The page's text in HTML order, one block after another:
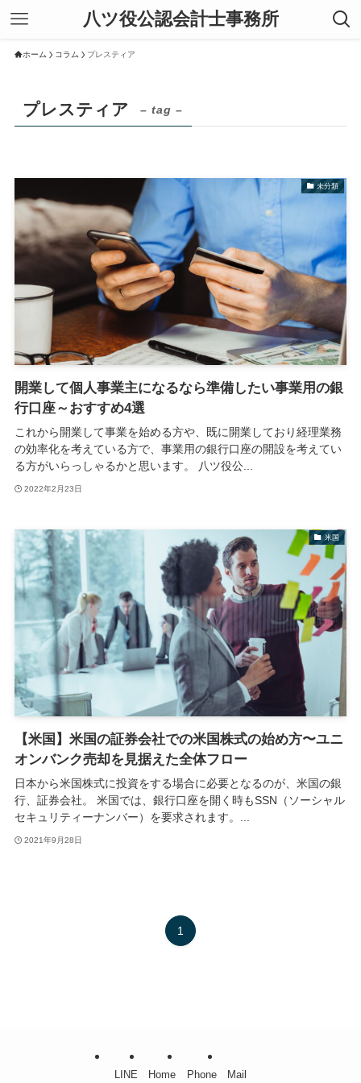
八ツ役公認会計士事務所
ホーム コラム プレスティア
プレスティア – tag –
未分類
開業して個人事業主になるなら準備したい事業用の銀
行口座～おすすめ4選
これから開業して事業を始める方や、既に開業しており経理業務
の効率化を考えている方で、事業用の銀行口座の開設を考えてい
る方がいらっしゃるかと思います。 八ツ役公...
2022年2月23日
米国
【米国】米国の証券会社での米国株式の始め方〜ユニ
オンバンク売却を見据えた全体フロー
日本から米国株式に投資をする場合に必要となるのが、米国の銀
行、証券会社。 米国では、銀行口座を開く時もSSN（ソーシャル
セキュリティーナンバー）を要求されます。...
2021年9月28日
1
LINE Home Phone Mail